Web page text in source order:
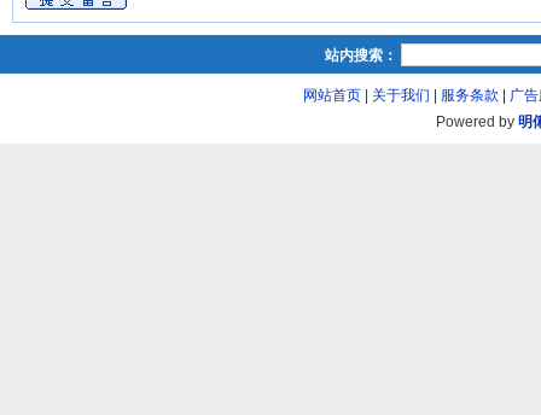
站内搜索：
网站首页| 关于我们 服务条款
广
Powered by 明